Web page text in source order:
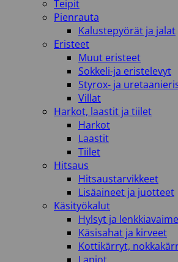
Teipit
Pienrauta
Kalustepyörät ja jalat
Eristeet
Muut eristeet
Sokkeli-ja eristelevyt
Styrox- ja
Villat
Harkot, laastit ja tiilet
Harkot
Laastit
Tiilet
Hitsaus
Hitsaustarvikkeet
Lisäaineet ja juotteet
Käsityökalut
Hylsyt ja
Käsisahat ja kirveet
Kottikärryt,